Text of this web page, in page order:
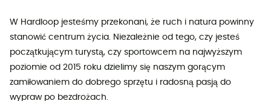
W Hardloop jesteśmy przekonani, że ruch i natura powinny
stanowić centrum życia. Niezależnie od tego, czy jesteś
początkującym turystą, czy sportowcem na najwyższym
poziomie od 2015 roku dzielimy się naszym gorącym
zamiłowaniem do dobrego sprzętu i radosną pasją do
wypraw po bezdrożach.